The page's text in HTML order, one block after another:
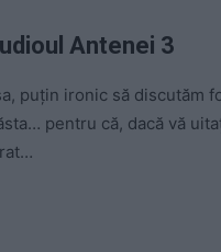
Antenei 3
puțin ironic să discutăm
pentru că, dacă vă